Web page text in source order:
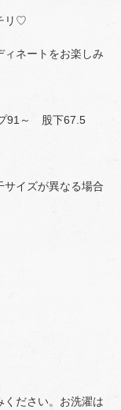
リ♡
ネートをお楽しみ
91～ 股下67.5
イズが異なる場合
ださい。お洗濯は